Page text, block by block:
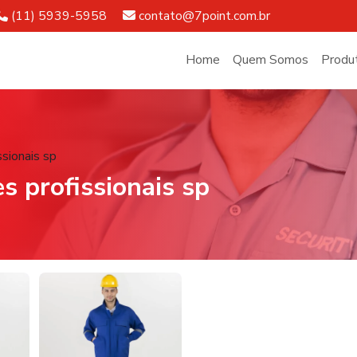
Telefone:
(11) 5939-5958 E-mail:
contato@7point.com.br
Home Quem Somos
sp
profissionais sp